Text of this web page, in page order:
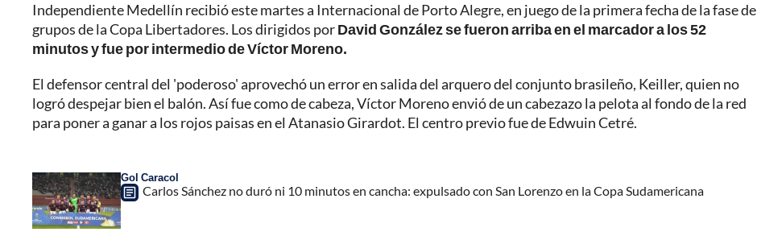
Independiente Medellín recibió este martes a Internacional de Porto Alegre, en juego de la primera fecha de la fase de
grupos de la Copa Libertadores. Los dirigidos porDavid González se fueron arriba en el marcador a los 52
minutos y fue por intermedio de Víctor Moreno.
El defensor central del 'poderoso' aprovechó un error en salida del arquero del conjunto brasileño, Keiller, quien no
logró despejar bien el balón. Así fue como de cabeza, Víctor Moreno envió de un cabezazo la pelota al fondo de la red
para poner a ganar a los rojos paisas en el Atanasio Girardot. El centro previo fue de Edwuin Cetré.
Gol Caracol
Carlos Sánchez no duró ni 10 minutos en cancha: expulsado con San Lorenzo en la Copa Sudamericana